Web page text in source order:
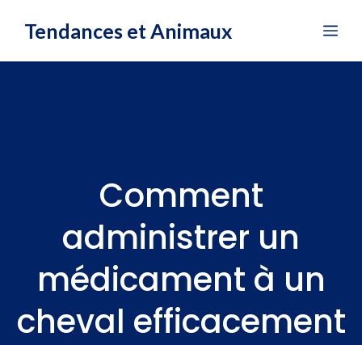
Tendances et Animaux
Comment
administrer un
médicament à un
cheval efficacement